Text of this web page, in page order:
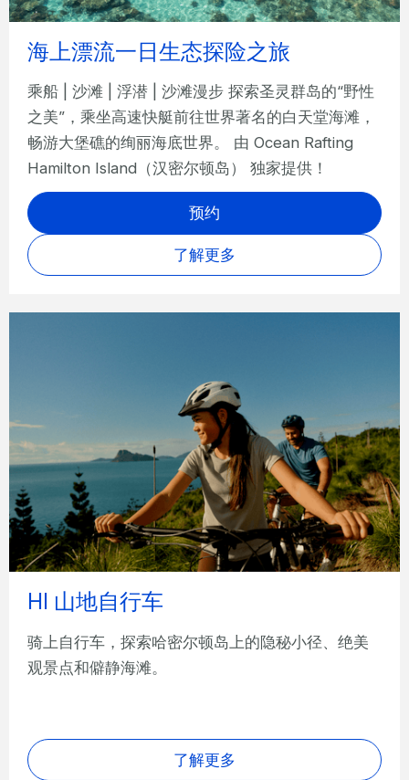
海上漂流一日生态探险之旅
乘船 | 沙滩 | 浮潜 | 沙滩漫步 探索圣灵群岛的“野性
之美”，乘坐高速快艇前往世界著名的白天堂海滩，
畅游大堡礁的绚丽海底世界。 由 Ocean Rafting
Hamilton Island（汉密尔顿岛） 独家提供！
预约
了解更多
HI 山地自行车
骑上自行车，探索哈密尔顿岛上的隐秘小径、绝美
观景点和僻静海滩。
了解更多